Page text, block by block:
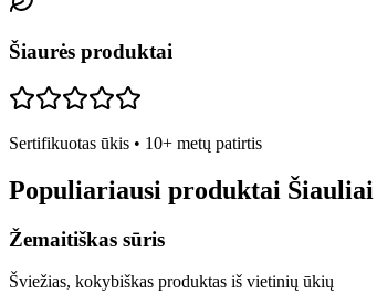
Šiaurės produktai
Sertifikuotas ūkis • 10+ metų patirtis
Populiariausi produktai Šiauliai
Žemaitiškas sūris
Šviežias, kokybiškas produktas iš vietinių ūkių